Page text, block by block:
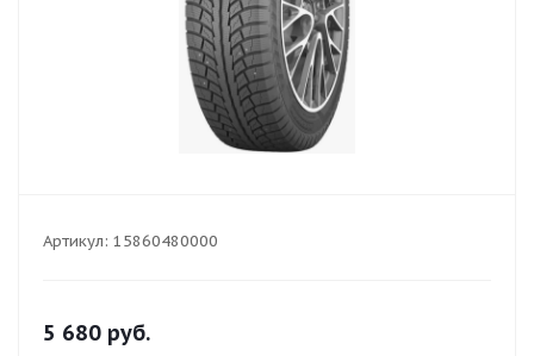
Артикул: 15860480000
5 680 руб.